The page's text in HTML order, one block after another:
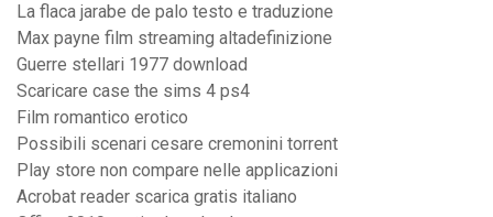
La flaca jarabe de palo testo e traduzione
Max payne film streaming altadefinizione
Guerre stellari 1977 download
Scaricare case the sims 4 ps4
Film romantico erotico
Possibili scenari cesare cremonini torrent
Play store non compare nelle applicazioni
Acrobat reader scarica gratis italiano